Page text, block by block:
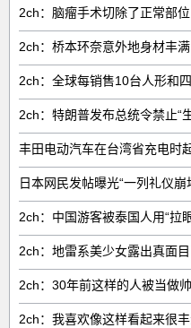
2ch：桥本环奈意外地身材丰满
2ch：全球每销售‌10台人形和
丰田电动汽车在台湾省充电时
日本网民发帖曝光“一列礼仪
2ch：中国游客被泰国人用“拉
2ch：地雷系美少女露出真面
2ch：30年前这样的人被当做
2ch：我喜欢像这样看起来很